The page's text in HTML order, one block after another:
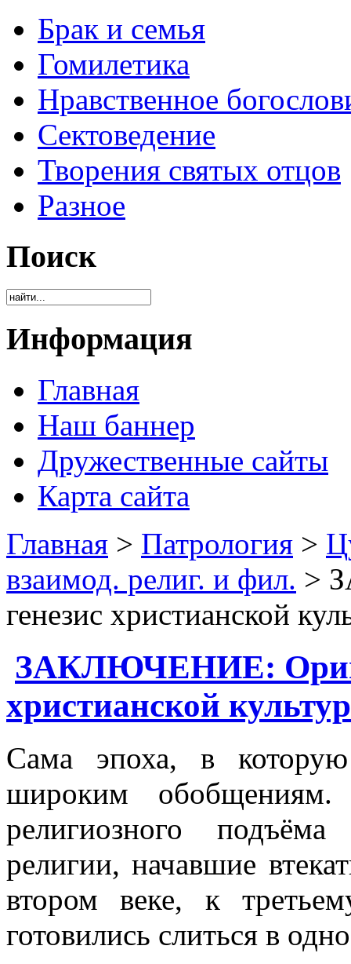
Брак и семья
Гомилетика
Нравственное
Сектоведение
Творения святых отцов
Разное
Поиск
Информация
Главная
Наш баннер
Дружественные сайты
Карта сайта
Главная > Патрология >
взаимод. религ. и фил. >
генезис христианской
ЗАКЛЮЧЕНИЕ:
христианской
Сама эпоха, в
широким
религиозного
религии, начавшие
втором веке, к
готовились слиться в